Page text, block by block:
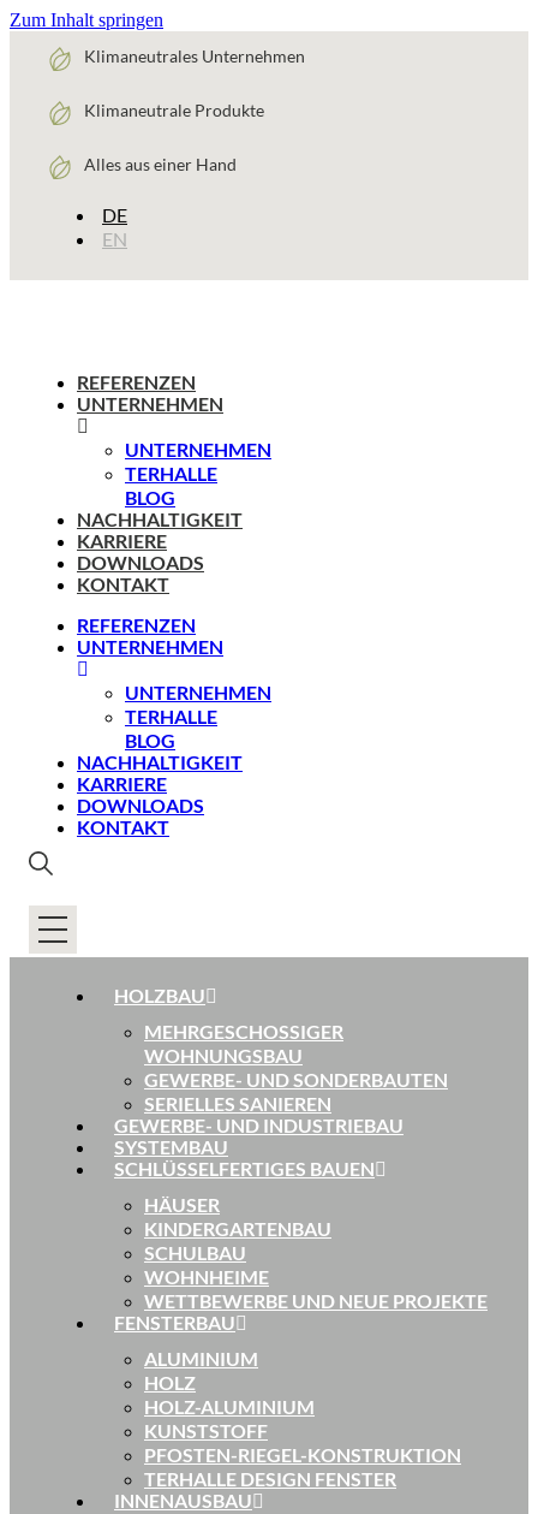
Zum Inhalt springen
Klimaneutrales Unternehmen
Klimaneutrale Produkte
Alles aus einer Hand
DE
EN
REFERENZEN
UNTERNEHMEN
UNTERNEHMEN
TERHALLE
BLOG
NACHHALTIGKEIT
KARRIERE
DOWNLOADS
KONTAKT
REFERENZEN
UNTERNEHMEN
UNTERNEHMEN
TERHALLE
BLOG
NACHHALTIGKEIT
KARRIERE
DOWNLOADS
KONTAKT
HOLZBAU
MEHRGESCHOSSIGER
WOHNUNGSBAU
GEWERBE- UND SONDERBAUTEN
SERIELLES SANIEREN
GEWERBE- UND INDUSTRIEBAU
SYSTEMBAU
SCHLÜSSELFERTIGES BAUEN
HÄUSER
KINDERGARTENBAU
SCHULBAU
WOHNHEIME
WETTBEWERBE UND NEUE PROJEKTE
FENSTERBAU
ALUMINIUM
HOLZ
HOLZ-ALUMINIUM
KUNSTSTOFF
PFOSTEN-RIEGEL-KONSTRUKTION
TERHALLE DESIGN FENSTER
INNENAUSBAU